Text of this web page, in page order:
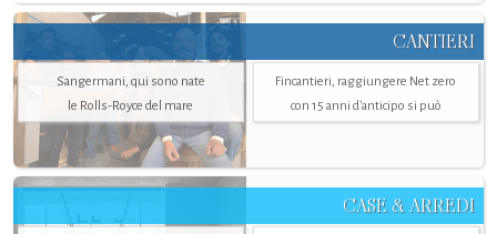
CANTIERI
Sangermani, qui sono nate
le Rolls-Royce del mare
Fincantieri, raggiungere Net zero
con 15 anni d'anticipo si può
CASE & ARREDI